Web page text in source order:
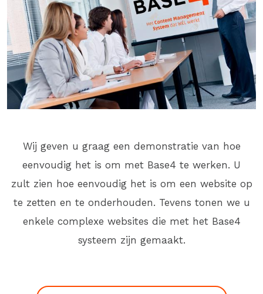
Wij geven u graag een demonstratie van hoe
eenvoudig het is om met Base4 te werken. U
zult zien hoe eenvoudig het is om een website op
te zetten en te onderhouden. Tevens tonen we u
enkele complexe websites die met het Base4
systeem zijn gemaakt.